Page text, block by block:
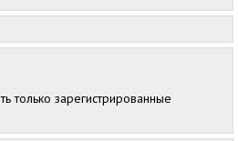
только зарегистрированные